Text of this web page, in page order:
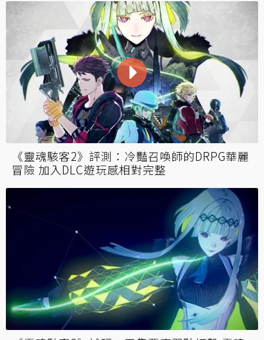
《靈魂駭客2》評測：冷豔召喚師的DRPG華麗
冒險 加入DLC遊玩感相對完整